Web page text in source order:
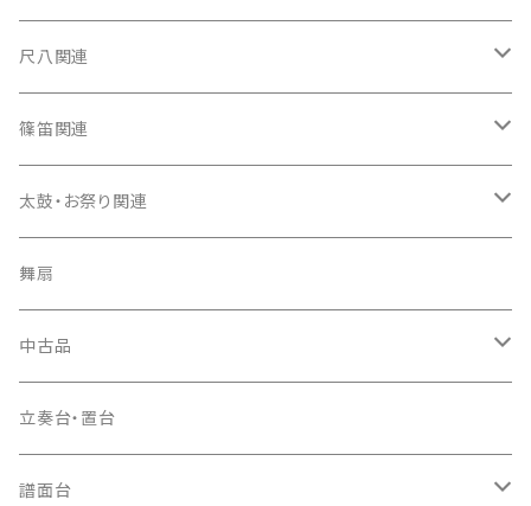
箏カバー
箏袋
口前袋・尾布
爪・爪輪
爪入
爪駒入
猫足入
三味線（本体）
三味線ケース
長トランク・三ツ折トランク
ソフトケース
雨用カバー
長袋・三ツ組袋・胴袋
胴掛
根緒
糸
尺八関連
尺八（本体）
尺八袋
歌口キャップ
つゆ切り
篠笛関連
篠笛（本体）
お祭り用６穴
お祭り用７穴
篠笛袋
太鼓・お祭り関連
太鼓（本体）
太鼓撥
手拍子（チャンチャン）
当り鉦
舞扇
中古品
箏（本体）
三味線（本体）
立奏台・置台
譜面台